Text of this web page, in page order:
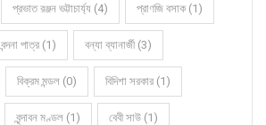
প্রভাত রঞ্জন ভট্টাচার্য্য (4) প্রাণজি বসাক (1)
বন্দনা পাত্র (1) বন্যা ব্যানার্জী (3)
বিক্রম মন্ডল (0) বিদিশা সরকার (1)
বৃন্দাবন মণ্ডল (1) বেবী সাউ (1)